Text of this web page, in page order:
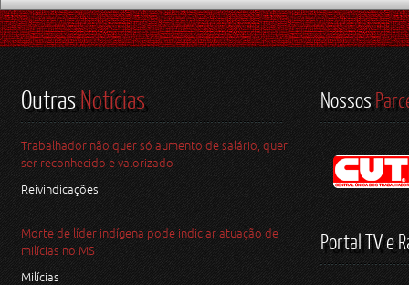
OutrasNotícias
Trabalhador não quer só aumento de salário, quer
ser reconhecido e valorizado
Reivindicações
Morte de líder indígena pode indiciar atuação de
milícias no MS
Milícias
Nossos
Portal TV e